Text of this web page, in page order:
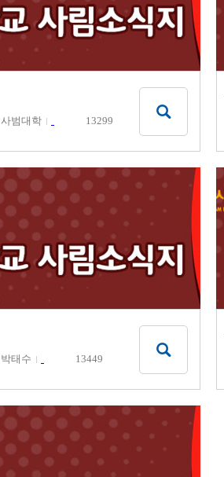
사범대학 13299
박태수 13449